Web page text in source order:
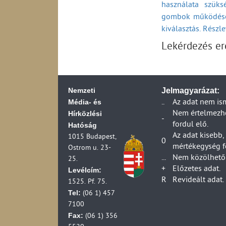
Küldemények
Ügyfélszolgálati
Egyetemes
ideje belföldi
Egyetemes
ideje belföldi
Panaszok,
2024)
Panaszok,
2024)
Panaszok és
(2013-2024)
2006)
Fiókposták
Postahelyek
(1990-2006)
A postai
A postai
HIF ellenőrzési
A postai
szolgáltató
A postai
A száz lakosra
(1990-2006)
A száz lakosra
(1990-2006)
A száz lakosra
2006)
használata
gombok
kiválasztás.
Lekérdezés
Nemzeti
Média- és
Hírközlési
Hatóság
1015 Budapest,
Ostrom u. 23-
25.
Levélcím:
1525. Pf. 75.
Tel: (06 1) 457
7100
Fax: (06 1) 356
Jelmagyarázat:
..
Az adat nem
-
Nem
fordul elő.
0
Az adat
mértékegység
...
Nem
+
Előzetes adat.
R
Revideált adat.